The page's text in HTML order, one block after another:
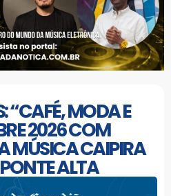
“CAFÉ, MODA E
2026 COM
MÚSICA CAIPIRA
ALTA